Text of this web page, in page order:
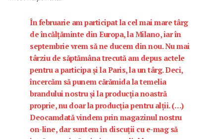
În februarie am participat la cel mai mare târg
de încălţăminte din Europa, la Milano, iar în
septembrie vrem să ne ducem din nou. Nu mai
târziu de săptămâna trecută am depus actele
pentru a participa şi la Paris, la un târg. Deci,
încercăm să punem cărămida la temelia
brandului nostru şi la producţia noastră
proprie, nu doar la producţia pentru alţii. (…)
Deocamdată vindem prin magazinul nostru
on-line, dar suntem în discuţii cu e-mag să